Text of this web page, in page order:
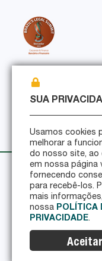
Política de
Certificações
© 2026
SUA
Usamos cookies
melhorar a
do nosso site, ao
em nossa página
fornecendo
para recebê-los.
mais
nossa POLÍTICA
PRIVACIDADE.
Aceitar